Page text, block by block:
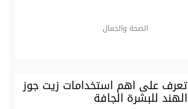
الصحة والجمال
تعرف على اهم استخدامات زيت جوز
الهند للبشرة الجافة